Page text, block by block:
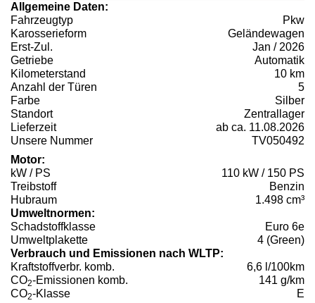
Allgemeine Daten:
Fahrzeugtyp
Pkw
Karosserieform
Geländewagen
Erst-Zul.
Jan / 2026
Getriebe
Automatik
Kilometerstand
10 km
Anzahl der Türen
5
Farbe
Silber
Standort
Zentrallager
Lieferzeit
ab ca. 11.08.2026
Unsere Nummer
TV050492
Motor:
kW / PS
110 kW / 150 PS
Treibstoff
Benzin
Hubraum
1.498 cm³
Umweltnormen:
Schadstoffklasse
Euro 6e
Umweltplakette
4 (Green)
Verbrauch und Emissionen nach WLTP:
Kraftstoffverbr. komb.
6,6 l/100km
CO2-Emissionen komb.
141 g/km
CO2-Klasse E